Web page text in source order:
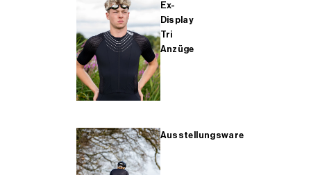
Ex-
Display
Tri
Anzüge
Ausstellungsware